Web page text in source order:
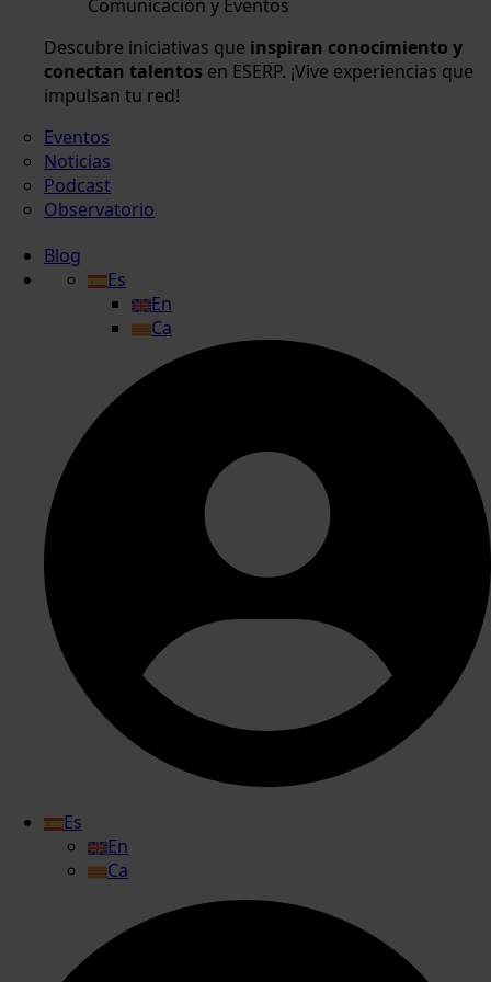
Comunicación y Eventos
Descubre iniciativas que inspiran conocimiento y
conectan talentos en ESERP. ¡Vive experiencias que
impulsan tu red!
Eventos
Noticias
Podcast
Observatorio
Blog
Es
En
Ca
Es
En
Ca